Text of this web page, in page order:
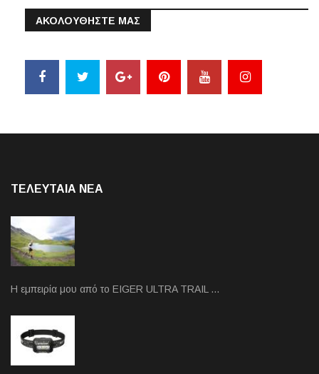
ΑΚΟΛΟΥΘΗΣΤΕ ΜΑΣ
ΤΕΛΕΥΤΑΙΑ NEA
Η εμπειρία μου από το EIGER ULTRA TRAIL …